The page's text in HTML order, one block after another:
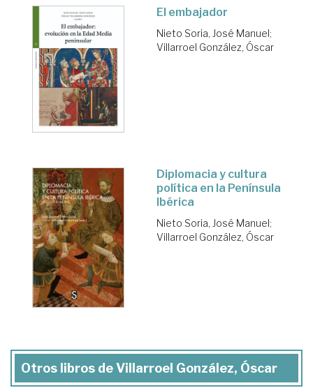
El embajador
Nieto Soria, José Manuel;
Villarroel González, Óscar
Diplomacia y cultura
política en la Península
Ibérica
Nieto Soria, José Manuel;
Villarroel González, Óscar
Otros libros de Villarroel González, Óscar